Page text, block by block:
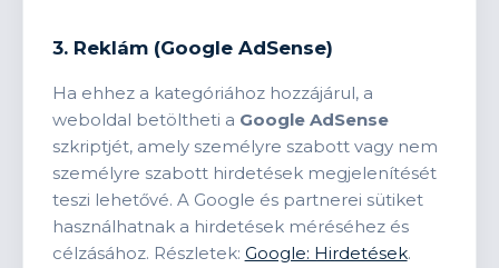
3. Reklám (Google AdSense)
Ha ehhez a kategóriához hozzájárul, a
weboldal betöltheti a Google AdSense
szkriptjét, amely személyre szabott vagy nem
személyre szabott hirdetések megjelenítését
teszi lehetővé. A Google és partnerei sütiket
használhatnak a hirdetések méréséhez és
célzásához. Részletek: Google: Hirdetések.